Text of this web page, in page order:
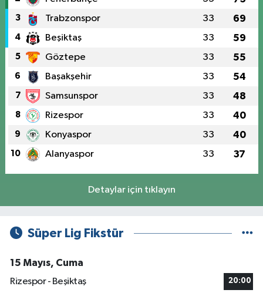
3 Trabzonspor 33 69
4 Beşiktaş 33 59
5 Göztepe 33 55
6 Başakşehir 33 54
7 Samsunspor 33 48
8 Rizespor 33 40
9 Konyaspor 33 40
10 Alanyaspor 33 37
Detaylar için tıklayın
Süper Lig Fikstür
15 Mayıs, Cuma
Rizespor - Beşiktaş
20:00